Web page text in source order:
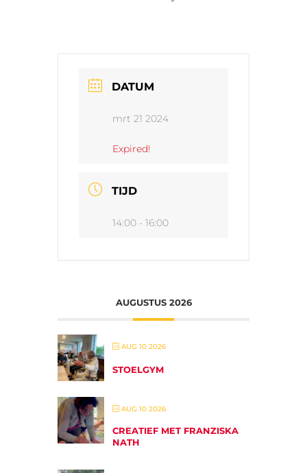
DATUM
mrt 21 2024
Expired!
TIJD
14:00 - 16:00
AUGUSTUS 2026
AUG 10 2026
STOELGYM
AUG 10 2026
CREATIEF MET FRANZISKA
NATH